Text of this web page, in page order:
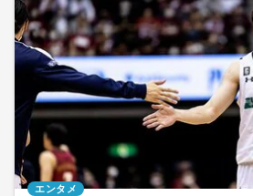
エンタメ